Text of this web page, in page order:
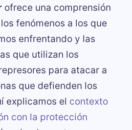
ofrece una comprensión
fenómenos a los que
enfrentando y las
que utilizan los
para atacar a
que defienden los
explicamos el contexto
con la protección